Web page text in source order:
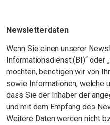
Newsletterdaten
Wenn Sie einen unserer
Informationsdienst (BI)“ oder
möchten, benötigen wir von
sowie Informationen, welche
dass Sie der Inhaber der
und mit dem Empfang des
Weitere Daten werden nicht